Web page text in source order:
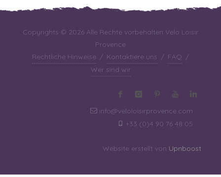
Copyrights © 2026 Alle Rechte vorbehalten Velo Loisir
Provence
Rechtliche Hinweise / Kontaktiere uns / FAQ /
Wer sind wir
info@veloloisirprovence.com
·
+33 (0)4 90 76 48 05
·
Website erstellt von Upnboost